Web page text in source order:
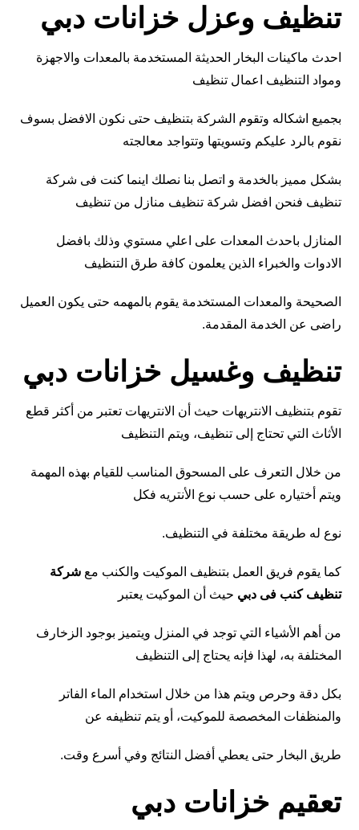
تنظيف وعزل خزانات دبي
احدث ماكينات البخار الحديثة المستخدمة بالمعدات والاجهزة
ومواد التنظيف اعمال تنظيف
بجميع اشكاله وتقوم الشركة بتنظيف حتى نكون الافضل بسوف
نقوم بالرد عليكم وتسويتها وتتواجد معالجته
بشكل مميز بالخدمة و اتصل بنا نصلك اينما كنت فى شركة
تنظيف فنحن افضل شركة تنظيف منازل من تنظيف
المنازل باحدث المعدات على اعلي مستوي وذلك بافضل
الادوات والخبراء الذين يعلمون كافة طرق التنظيف
الصحيحة والمعدات المستخدمة يقوم بالمهمه حتى يكون العميل
راضى عن الخدمة المقدمة.
تنظيف وغسيل خزانات دبي
تقوم بتنظيف الانتريهات حيث أن الانتريهات تعتبر من أكثر قطع
الأثاث التي تحتاج إلى تنظيف، ويتم التنظيف
من خلال التعرف على المسحوق المناسب للقيام بهذه المهمة
ويتم أختياره على حسب نوع الأنتريه فكل
نوع له طريقة مختلفة في التنظيف.
كما يقوم فريق العمل بتنظيف الموكيت والكنب معشركة
تنظيف كنب فى دبي حيث أن الموكيت يعتبر
من أهم الأشياء التي توجد في المنزل ويتميز بوجود الزخارف
المختلفة به، لهذا فإنه يحتاج إلى التنظيف
بكل دقة وحرص ويتم هذا من خلال استخدام الماء الفاتر
والمنظفات المخصصة للموكيت، أو يتم تنظيفه عن
طريق البخار حتى يعطي أفضل النتائج وفي أسرع وقت.
تعقيم خزانات دبي